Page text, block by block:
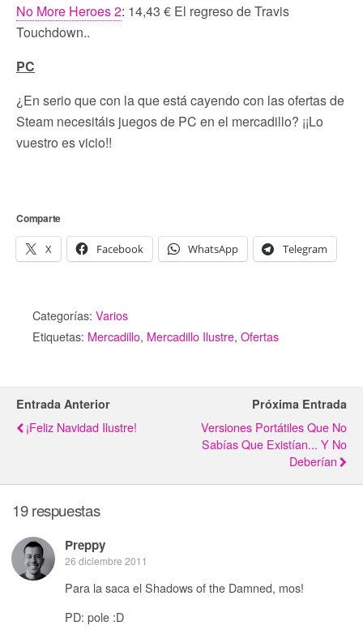
No More Heroes 2: 14,43 € El regreso de Travis
Touchdown..
PC
¿En serio que con la que está cayendo con las ofertas de
Steam necesitáis juegos de PC en el mercadillo? ¡¡Lo
vuestro es vicio!!
Comparte
X Facebook WhatsApp Telegram
Categorías: Varios
Etiquetas: Mercadillo, Mercadillo Ilustre, Ofertas
Entrada Anterior
¡Feliz Navidad Ilustre!
Próxima Entrada
Versiones Portátiles Que No
Sabías Que Existían... Y No
Deberían
19 respuestas
Preppy
26 diciembre 2011
Para la saca el Shadows of the Damned, mos!
PD: pole :D